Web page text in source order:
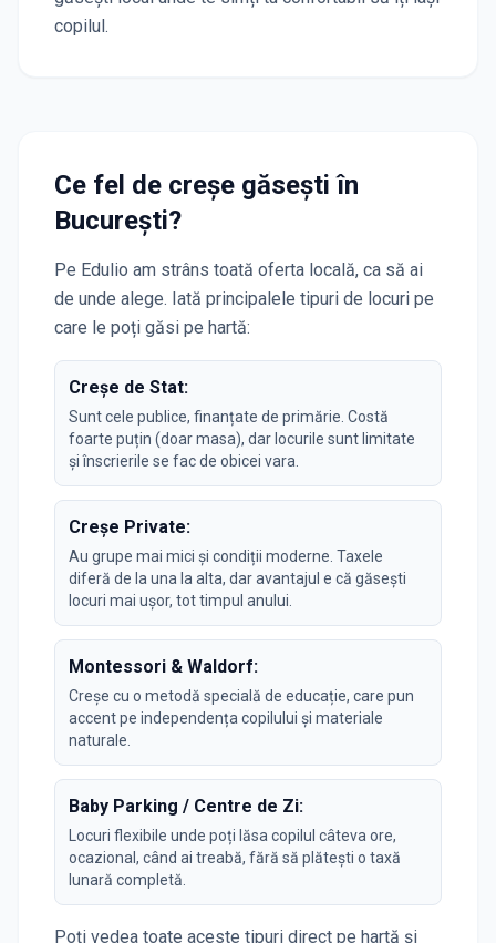
copilul.
Ce fel de creșe găsești în
București?
Pe Edulio am strâns toată oferta locală, ca să ai
de unde alege. Iată principalele tipuri de locuri pe
care le poți găsi pe hartă:
Creșe de Stat:
Sunt cele publice, finanțate de primărie. Costă
foarte puțin (doar masa), dar locurile sunt limitate
și înscrierile se fac de obicei vara.
Creșe Private:
Au grupe mai mici și condiții moderne. Taxele
diferă de la una la alta, dar avantajul e că găsești
locuri mai ușor, tot timpul anului.
Montessori & Waldorf:
Creșe cu o metodă specială de educație, care pun
accent pe independența copilului și materiale
naturale.
Baby Parking / Centre de Zi:
Locuri flexibile unde poți lăsa copilul câteva ore,
ocazional, când ai treabă, fără să plătești o taxă
lunară completă.
Poți vedea toate aceste tipuri direct pe hartă și